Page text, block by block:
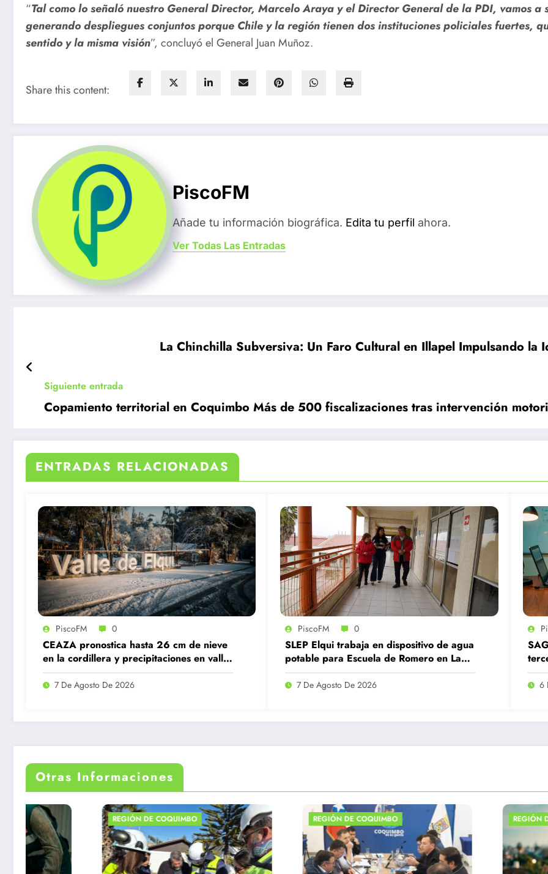
“Tal como lo señaló nuestro General Director, Marcelo Araya y el Director General de la PDI, vamos
generando despliegues conjuntos porque Chile y la región tienen dos instituciones policiales fuertes,
sentido y la misma visión”, concluyó el General Juan Muñoz.
Share this content:
PiscoFM
Añade tu información biográfica. Edita tu perfil ahora.
Ver Todas Las Entradas
La Chinchilla Subversiva: Un Faro Cultural en Illapel Impulsando la
Siguiente entrada
Copamiento territorial en Coquimbo Más de 500 fiscalizaciones tras intervención
ENTRADAS RELACIONADAS
PiscoFM 0
CEAZA pronostica hasta 26 cm de nieve
en la cordillera y precipitaciones en valles
de Coquimbo y Atacama
7 De Agosto De 2026
PiscoFM 0
SLEP Elqui trabaja en dispositivo de agua
potable para Escuela de Romero en La
Serena que continúa sin clases por daño
en APR
7 De Agosto De 2026
de
6
Otras Informaciones
REGIÓN DE COQUIMBO REGIÓN DE COQUIMBO REGIÓN DE COQUIMBO